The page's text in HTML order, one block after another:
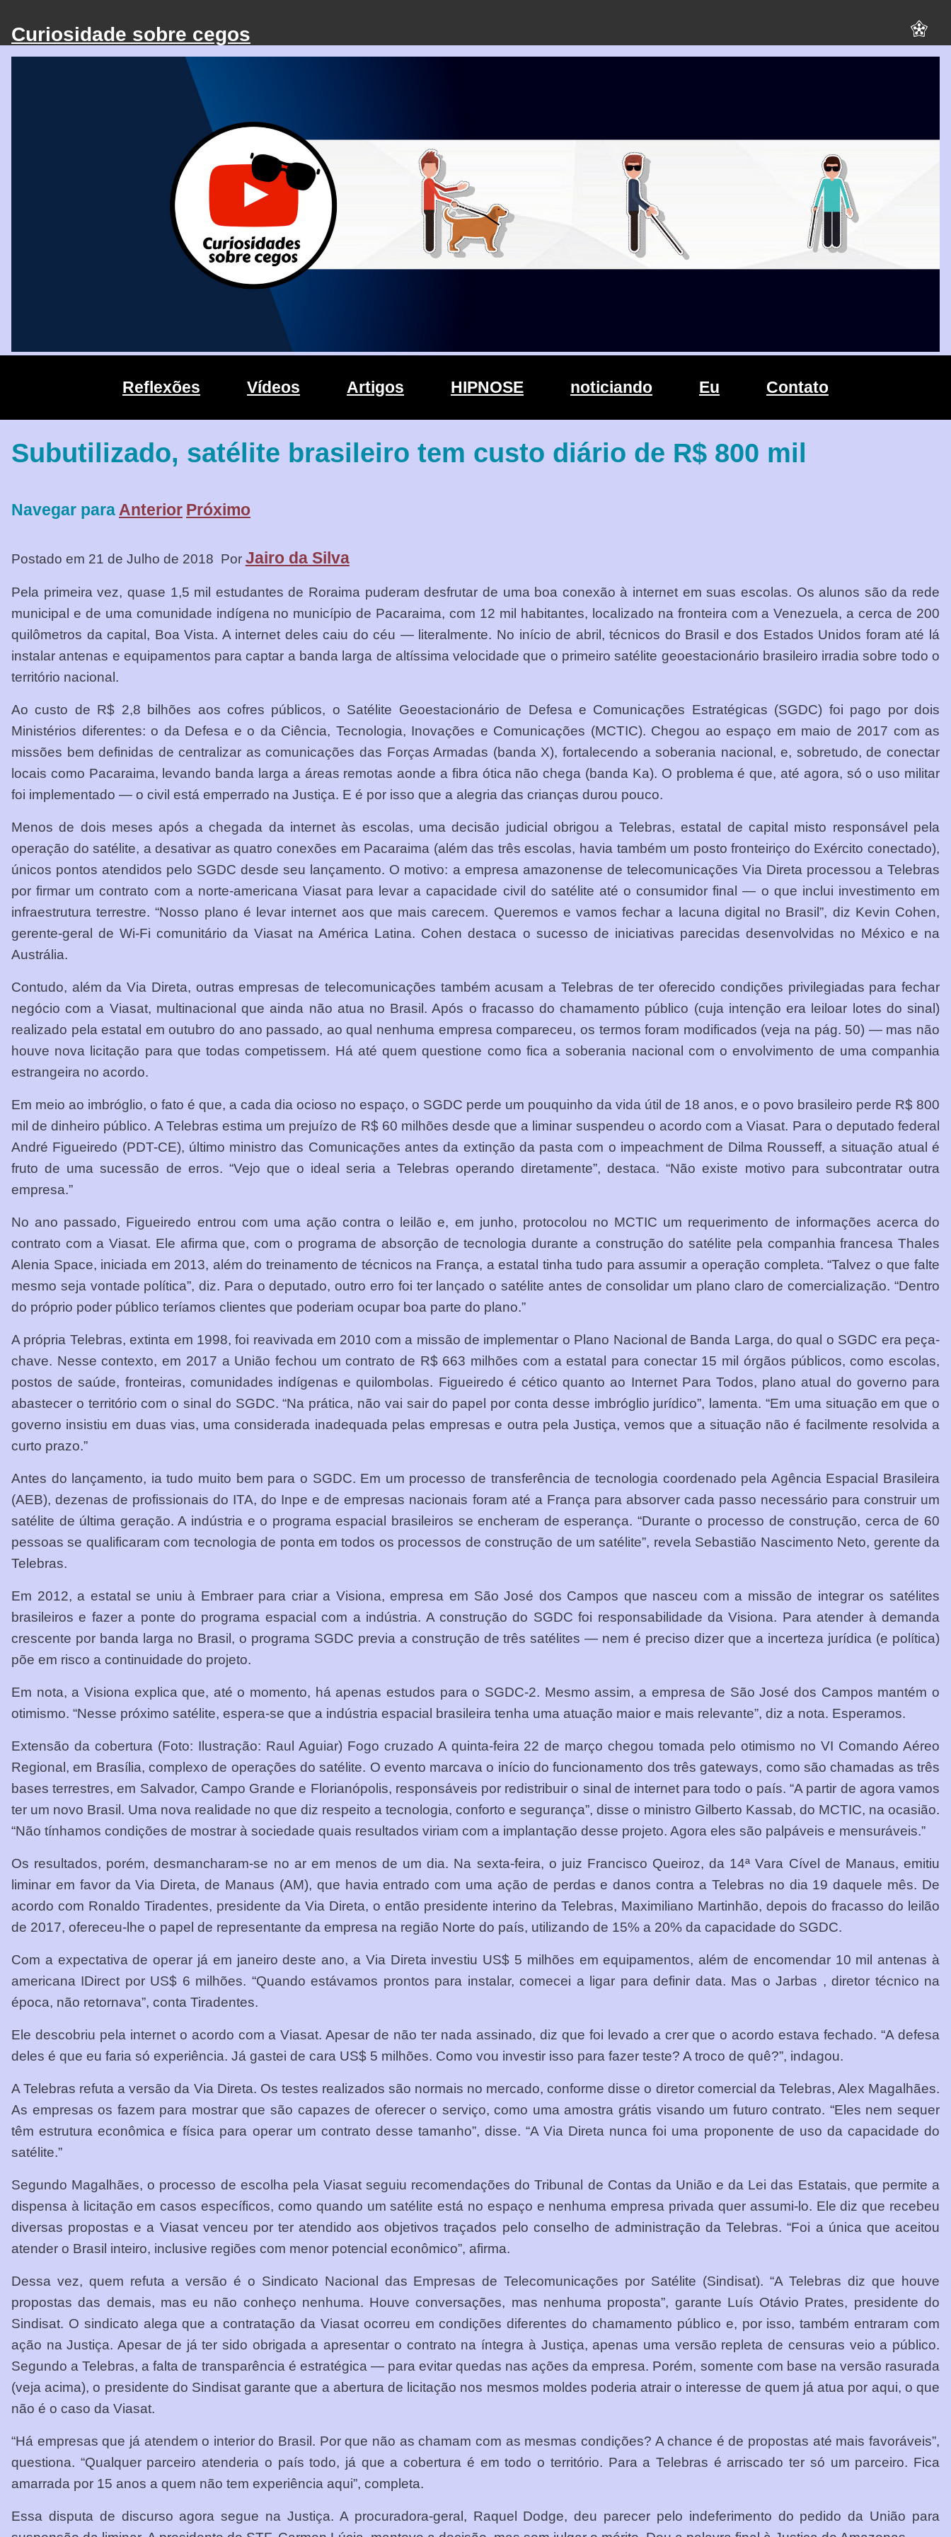
Curiosidade sobre cegos
Reflexões Vídeos Artigos HIPNOSE noticiando Eu Contato
Subutilizado, satélite brasileiro tem custo diário de R$ 800 mil
Navegar para Anterior Próximo
Postado em 21 de Julho de 2018 Por Jairo da Silva
Pela primeira vez, quase 1,5 mil estudantes de Roraima puderam desfrutar de uma boa conexão à internet em suas escolas. Os alunos são da rede
municipal e de uma comunidade indígena no município de Pacaraima, com 12 mil habitantes, localizado na fronteira com a Venezuela, a cerca de 200
quilômetros da capital, Boa Vista. A internet deles caiu do céu — literalmente. No início de abril, técnicos do Brasil e dos Estados Unidos foram até lá
instalar antenas e equipamentos para captar a banda larga de altíssima velocidade que o primeiro satélite geoestacionário brasileiro irradia sobre todo o
território nacional.
Ao custo de R$ 2,8 bilhões aos cofres públicos, o Satélite Geoestacionário de Defesa e Comunicações Estratégicas (SGDC) foi pago por dois
Ministérios diferentes: o da Defesa e o da Ciência, Tecnologia, Inovações e Comunicações (MCTIC). Chegou ao espaço em maio de 2017 com as
missões bem definidas de centralizar as comunicações das Forças Armadas (banda X), fortalecendo a soberania nacional, e, sobretudo, de conectar
locais como Pacaraima, levando banda larga a áreas remotas aonde a fibra ótica não chega (banda Ka). O problema é que, até agora, só o uso militar
foi implementado — o civil está emperrado na Justiça. E é por isso que a alegria das crianças durou pouco.
Menos de dois meses após a chegada da internet às escolas, uma decisão judicial obrigou a Telebras, estatal de capital misto responsável pela
operação do satélite, a desativar as quatro conexões em Pacaraima (além das três escolas, havia também um posto fronteiriço do Exército conectado),
únicos pontos atendidos pelo SGDC desde seu lançamento. O motivo: a empresa amazonense de telecomunicações Via Direta processou a Telebras
por firmar um contrato com a norte-americana Viasat para levar a capacidade civil do satélite até o consumidor final — o que inclui investimento em
infraestrutura terrestre. “Nosso plano é levar internet aos que mais carecem. Queremos e vamos fechar a lacuna digital no Brasil”, diz Kevin Cohen,
gerente-geral de Wi-Fi comunitário da Viasat na América Latina. Cohen destaca o sucesso de iniciativas parecidas desenvolvidas no México e na
Austrália.
Contudo, além da Via Direta, outras empresas de telecomunicações também acusam a Telebras de ter oferecido condições privilegiadas para fechar
negócio com a Viasat, multinacional que ainda não atua no Brasil. Após o fracasso do chamamento público (cuja intenção era leiloar lotes do sinal)
realizado pela estatal em outubro do ano passado, ao qual nenhuma empresa compareceu, os termos foram modificados (veja na pág. 50) — mas não
houve nova licitação para que todas competissem. Há até quem questione como fica a soberania nacional com o envolvimento de uma companhia
estrangeira no acordo.
Em meio ao imbróglio, o fato é que, a cada dia ocioso no espaço, o SGDC perde um pouquinho da vida útil de 18 anos, e o povo brasileiro perde R$ 800
mil de dinheiro público. A Telebras estima um prejuízo de R$ 60 milhões desde que a liminar suspendeu o acordo com a Viasat. Para o deputado federal
André Figueiredo (PDT-CE), último ministro das Comunicações antes da extinção da pasta com o impeachment de Dilma Rousseff, a situação atual é
fruto de uma sucessão de erros. “Vejo que o ideal seria a Telebras operando diretamente”, destaca. “Não existe motivo para subcontratar outra
empresa.”
No ano passado, Figueiredo entrou com uma ação contra o leilão e, em junho, protocolou no MCTIC um requerimento de informações acerca do
contrato com a Viasat. Ele afirma que, com o programa de absorção de tecnologia durante a construção do satélite pela companhia francesa Thales
Alenia Space, iniciada em 2013, além do treinamento de técnicos na França, a estatal tinha tudo para assumir a operação completa. “Talvez o que falte
mesmo seja vontade política”, diz. Para o deputado, outro erro foi ter lançado o satélite antes de consolidar um plano claro de comercialização. “Dentro
do próprio poder público teríamos clientes que poderiam ocupar boa parte do plano.”
A própria Telebras, extinta em 1998, foi reavivada em 2010 com a missão de implementar o Plano Nacional de Banda Larga, do qual o SGDC era peça-
chave. Nesse contexto, em 2017 a União fechou um contrato de R$ 663 milhões com a estatal para conectar 15 mil órgãos públicos, como escolas,
postos de saúde, fronteiras, comunidades indígenas e quilombolas. Figueiredo é cético quanto ao Internet Para Todos, plano atual do governo para
abastecer o território com o sinal do SGDC. “Na prática, não vai sair do papel por conta desse imbróglio jurídico”, lamenta. “Em uma situação em que o
governo insistiu em duas vias, uma considerada inadequada pelas empresas e outra pela Justiça, vemos que a situação não é facilmente resolvida a
curto prazo.”
Antes do lançamento, ia tudo muito bem para o SGDC. Em um processo de transferência de tecnologia coordenado pela Agência Espacial Brasileira
(AEB), dezenas de profissionais do ITA, do Inpe e de empresas nacionais foram até a França para absorver cada passo necessário para construir um
satélite de última geração. A indústria e o programa espacial brasileiros se encheram de esperança. “Durante o processo de construção, cerca de 60
pessoas se qualificaram com tecnologia de ponta em todos os processos de construção de um satélite”, revela Sebastião Nascimento Neto, gerente da
Telebras.
Em 2012, a estatal se uniu à Embraer para criar a Visiona, empresa em São José dos Campos que nasceu com a missão de integrar os satélites
brasileiros e fazer a ponte do programa espacial com a indústria. A construção do SGDC foi responsabilidade da Visiona. Para atender à demanda
crescente por banda larga no Brasil, o programa SGDC previa a construção de três satélites — nem é preciso dizer que a incerteza jurídica (e política)
põe em risco a continuidade do projeto.
Em nota, a Visiona explica que, até o momento, há apenas estudos para o SGDC-2. Mesmo assim, a empresa de São José dos Campos mantém o
otimismo. “Nesse próximo satélite, espera-se que a indústria espacial brasileira tenha uma atuação maior e mais relevante”, diz a nota. Esperamos.
Extensão da cobertura (Foto: Ilustração: Raul Aguiar) Fogo cruzado A quinta-feira 22 de março chegou tomada pelo otimismo no VI Comando Aéreo
Regional, em Brasília, complexo de operações do satélite. O evento marcava o início do funcionamento dos três gateways, como são chamadas as três
bases terrestres, em Salvador, Campo Grande e Florianópolis, responsáveis por redistribuir o sinal de internet para todo o país. “A partir de agora vamos
ter um novo Brasil. Uma nova realidade no que diz respeito a tecnologia, conforto e segurança”, disse o ministro Gilberto Kassab, do MCTIC, na ocasião.
“Não tínhamos condições de mostrar à sociedade quais resultados viriam com a implantação desse projeto. Agora eles são palpáveis e mensuráveis.”
Os resultados, porém, desmancharam-se no ar em menos de um dia. Na sexta-feira, o juiz Francisco Queiroz, da 14ª Vara Cível de Manaus, emitiu
liminar em favor da Via Direta, de Manaus (AM), que havia entrado com uma ação de perdas e danos contra a Telebras no dia 19 daquele mês. De
acordo com Ronaldo Tiradentes, presidente da Via Direta, o então presidente interino da Telebras, Maximiliano Martinhão, depois do fracasso do leilão
de 2017, ofereceu-lhe o papel de representante da empresa na região Norte do país, utilizando de 15% a 20% da capacidade do SGDC.
Com a expectativa de operar já em janeiro deste ano, a Via Direta investiu US$ 5 milhões em equipamentos, além de encomendar 10 mil antenas à
americana IDirect por US$ 6 milhões. “Quando estávamos prontos para instalar, comecei a ligar para definir data. Mas o Jarbas , diretor técnico na
época, não retornava”, conta Tiradentes.
Ele descobriu pela internet o acordo com a Viasat. Apesar de não ter nada assinado, diz que foi levado a crer que o acordo estava fechado. “A defesa
deles é que eu faria só experiência. Já gastei de cara US$ 5 milhões. Como vou investir isso para fazer teste? A troco de quê?”, indagou.
A Telebras refuta a versão da Via Direta. Os testes realizados são normais no mercado, conforme disse o diretor comercial da Telebras, Alex Magalhães.
As empresas os fazem para mostrar que são capazes de oferecer o serviço, como uma amostra grátis visando um futuro contrato. “Eles nem sequer
têm estrutura econômica e física para operar um contrato desse tamanho”, disse. “A Via Direta nunca foi uma proponente de uso da capacidade do
satélite.”
Segundo Magalhães, o processo de escolha pela Viasat seguiu recomendações do Tribunal de Contas da União e da Lei das Estatais, que permite a
dispensa à licitação em casos específicos, como quando um satélite está no espaço e nenhuma empresa privada quer assumi-lo. Ele diz que recebeu
diversas propostas e a Viasat venceu por ter atendido aos objetivos traçados pelo conselho de administração da Telebras. “Foi a única que aceitou
atender o Brasil inteiro, inclusive regiões com menor potencial econômico”, afirma.
Dessa vez, quem refuta a versão é o Sindicato Nacional das Empresas de Telecomunicações por Satélite (Sindisat). “A Telebras diz que houve
propostas das demais, mas eu não conheço nenhuma. Houve conversações, mas nenhuma proposta”, garante Luís Otávio Prates, presidente do
Sindisat. O sindicato alega que a contratação da Viasat ocorreu em condições diferentes do chamamento público e, por isso, também entraram com
ação na Justiça. Apesar de já ter sido obrigada a apresentar o contrato na íntegra à Justiça, apenas uma versão repleta de censuras veio a público.
Segundo a Telebras, a falta de transparência é estratégica — para evitar quedas nas ações da empresa. Porém, somente com base na versão rasurada
(veja acima), o presidente do Sindisat garante que a abertura de licitação nos mesmos moldes poderia atrair o interesse de quem já atua por aqui, o que
não é o caso da Viasat.
“Há empresas que já atendem o interior do Brasil. Por que não as chamam com as mesmas condições? A chance é de propostas até mais favoráveis”,
questiona. “Qualquer parceiro atenderia o país todo, já que a cobertura é em todo o território. Para a Telebras é arriscado ter só um parceiro. Fica
amarrada por 15 anos a quem não tem experiência aqui”, completa.
Essa disputa de discurso agora segue na Justiça. A procuradora-geral, Raquel Dodge, deu parecer pelo indeferimento do pedido da União para